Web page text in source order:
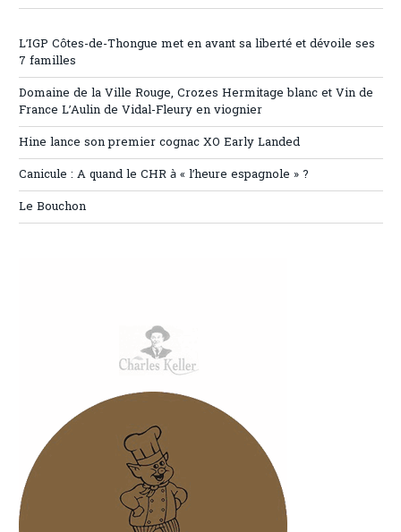
L’IGP Côtes-de-Thongue met en avant sa liberté et dévoile ses
7 familles
Domaine de la Ville Rouge, Crozes Hermitage blanc et Vin de
France L’Aulin de Vidal-Fleury en viognier
Hine lance son premier cognac XO Early Landed
Canicule : A quand le CHR à « l’heure espagnole » ?
Le Bouchon